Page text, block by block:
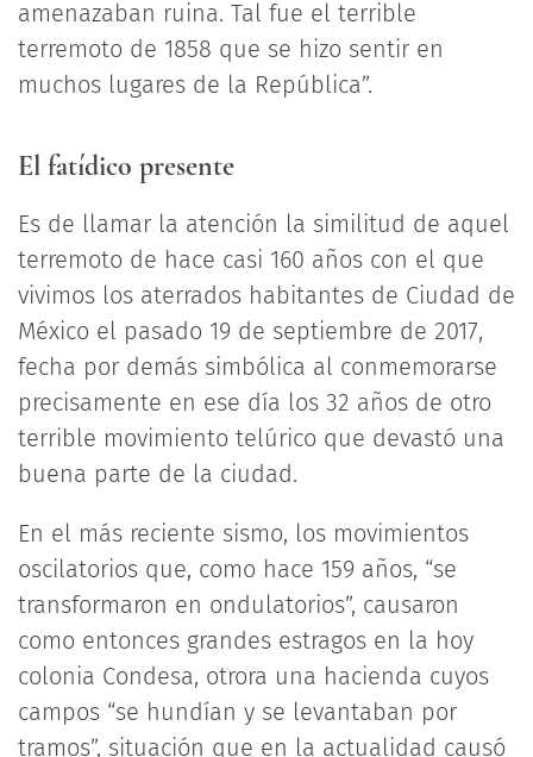
amenazaban ruina. Tal fue el terrible
terremoto de 1858 que se hizo sentir en
muchos lugares de la República”.
El fatídico presente
Es de llamar la atención la similitud de aquel
terremoto de hace casi 160 años con el que
vivimos los aterrados habitantes de Ciudad de
México el pasado 19 de septiembre de 2017,
fecha por demás simbólica al conmemorarse
precisamente en ese día los 32 años de otro
terrible movimiento telúrico que devastó una
buena parte de la ciudad.
En el más reciente sismo, los movimientos
oscilatorios que, como hace 159 años, “se
transformaron en ondulatorios”, causaron
como entonces grandes estragos en la hoy
colonia Condesa, otrora una hacienda cuyos
campos “se hundían y se levantaban por
tramos”, situación que en la actualidad causó